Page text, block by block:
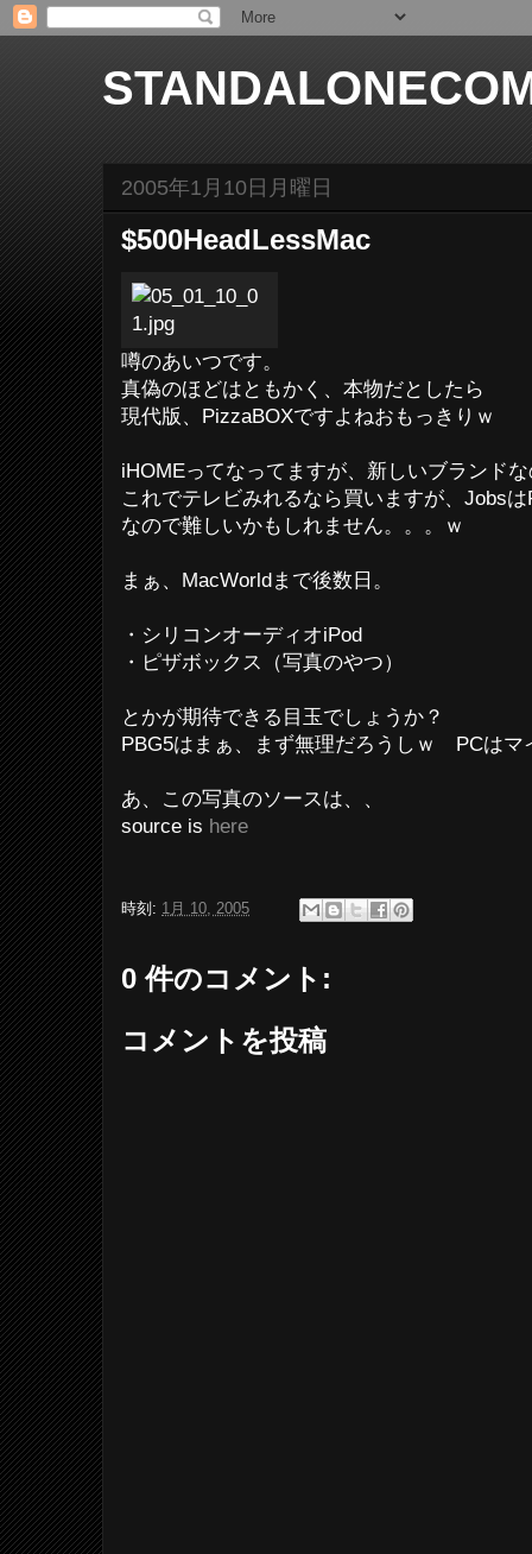
2005年1月10日月曜日
$500HeadLessMac
噂のあいつです。
真偽のほどはともかく、本物だとしたら
現代版、PizzaBOXですよねおもっきりｗ
iHOMEってなってますが、新しいブランド
これでテレビみれるなら買いますが、Jobs
なので難しいかもしれません。。。ｗ
まぁ、MacWorldまで後数日。
・シリコンオーディオiPod
・ピザボックス（写真のやつ）
とかが期待できる目玉でしょうか？
PBG5はまぁ、まず無理だろうしｗ PCはマ
あ、この写真のソースは、、
source is here
時刻: 1月 10, 2005
0 件のコメント:
コメントを投稿